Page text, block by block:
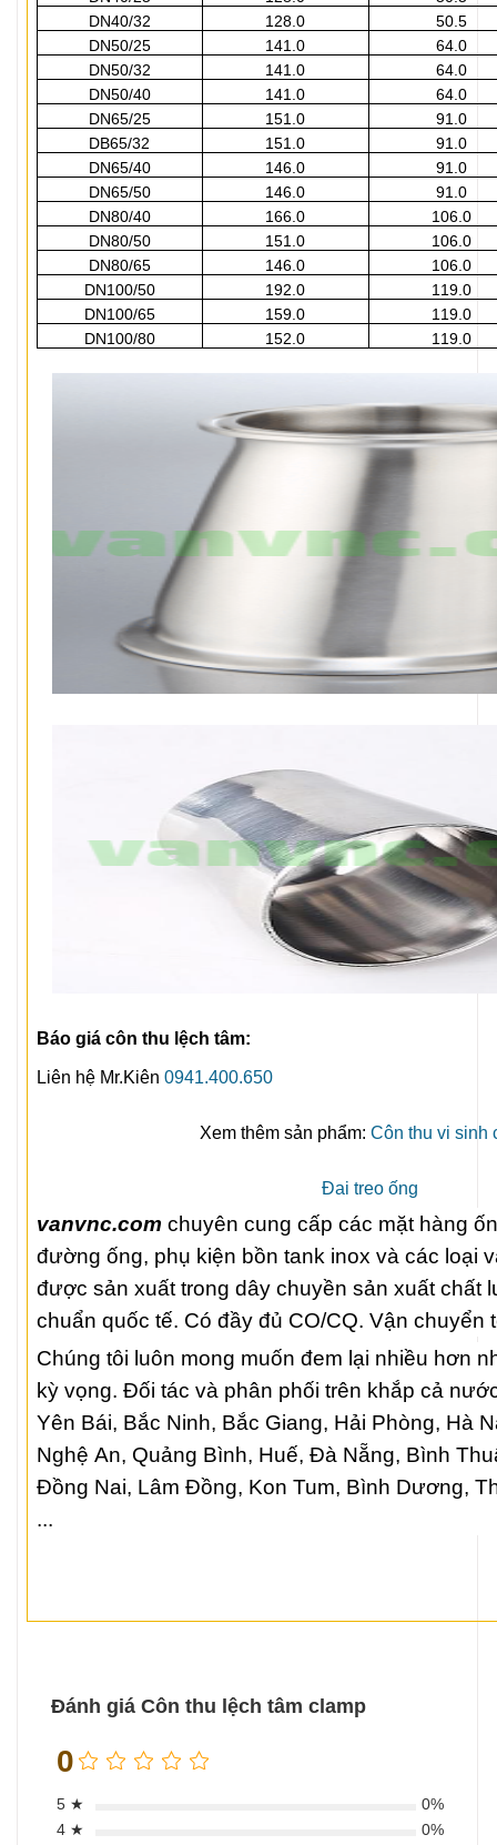
DN40/32
128.0
50.5
DN50/25
141.0
64.0
DN50/32
141.0
64.0
DN50/40
141.0
64.0
DN65/25
151.0
91.0
DB65/32
151.0
91.0
DN65/40
146.0
91.0
DN65/50
146.0
91.0
DN80/40
166.0
106.0
DN80/50
151.0
106.0
DN80/65
146.0
106.0
DN100/50
192.0
119.0
DN100/65
159.0
119.0
DN100/80
152.0 119.0
Báo giá côn thu lệch tâm:
Liên hệ Mr.Kiên 0941.400.650
Xem thêm sản phẩm: Côn thu vi sinh
Đai treo ống
vanvnc.com chuyên cung cấp các mặt hàng
đường ống, phụ kiện bồn tank inox và các loại
được sản xuất trong dây chuyền sản xuất chất
chuẩn quốc tế. Có đầy đủ CO/CQ. Vận chuyển
Chúng tôi luôn mong muốn đem lại nhiều hơn
kỳ vọng. Đối tác và phân phối trên khắp cả
Yên Bái, Bắc Ninh, Bắc Giang, Hải Phòng, Hà
Nghệ An, Quảng Bình, Huế, Đà Nẵng, Bình
Đồng Nai, Lâm Đồng, Kon Tum, Bình Dương,
...
Đánh giá Côn thu lệch tâm clamp
0
5 ★
0%
4 ★
0%